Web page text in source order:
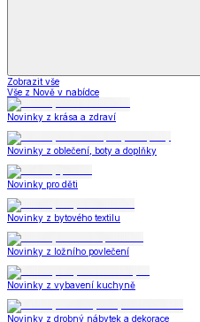
Zobrazit vše
Vše z Nově v nabídce
Novinky z krása a zdraví
Novinky z oblečení, boty a doplňky
Novinky pro děti
Novinky z bytového textilu
Novinky z ložního povlečení
Novinky z vybavení kuchyně
Novinky z drobný nábytek a dekorace